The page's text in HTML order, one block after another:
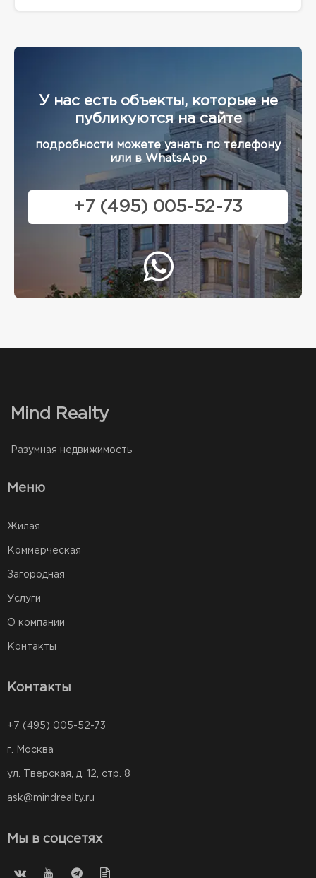
У нас есть объекты, которые не
публикуются на сайте
подробности можете узнать по телефону
или в WhatsApp
+7 (495) 005-52-73
Mind Realty
Разумная недвижимость
Меню
Жилая
Коммерческая
Загородная
Услуги
О компании
Контакты
Контакты
+7 (495) 005-52-73
г. Москва
ул. Тверская, д. 12, стр. 8
ask@mindrealty.ru
Мы в соцсетях